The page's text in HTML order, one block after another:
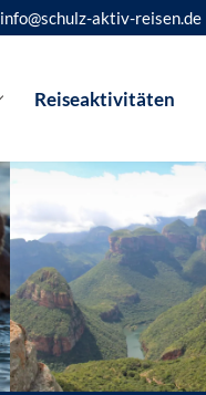
info@schulz-aktiv-reisen.de
Reiseaktivitäten